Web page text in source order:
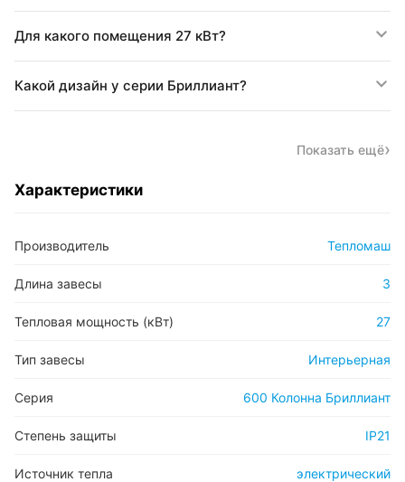
Для какого помещения 27 кВт?
Какой дизайн у серии Бриллиант?
Показать ещё
Характеристики
Производитель Тепломаш
Длина завесы 3
Тепловая мощность (кВт) 27
Тип завесы Интерьерная
Серия 600 Колонна Бриллиант
Степень защиты IP21
Источник тепла электрический